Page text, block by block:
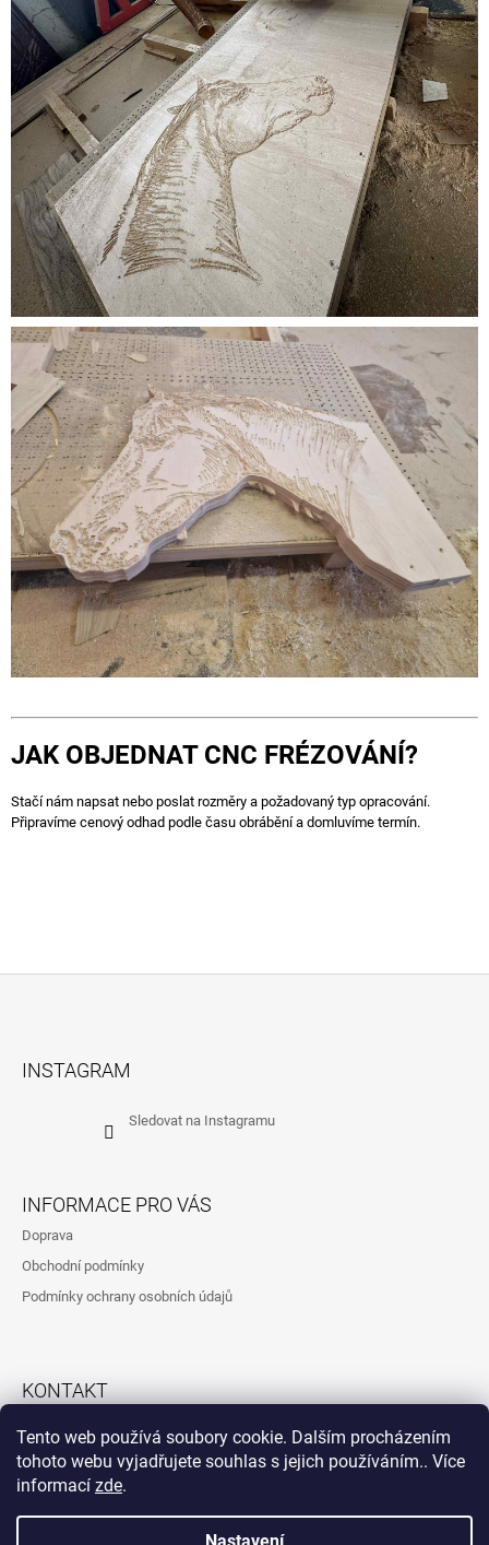
Tento web používá soubory cookie. Dalším procházením
tohoto webu vyjadřujete souhlas s jejich používáním.. Více
informací zde.
JAK OBJEDNAT CNC FRÉZOVÁNÍ?
Stačí nám napsat nebo poslat rozměry a požadovaný typ opracování.
Připravíme cenový odhad podle času obrábění a domluvíme termín.
INSTAGRAM
Sledovat na Instagramu
INFORMACE PRO VÁS
Doprava
Obchodní podmínky
Podmínky ochrany osobních údajů
KONTAKT
792323260